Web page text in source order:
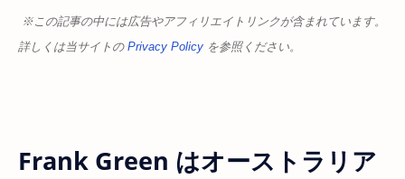
※この記事の中には広告やアフィリエイトリンクが含まれています。
詳しくは当サイトのPrivacy Policy を参照ください。
Frank Green はオーストラリア